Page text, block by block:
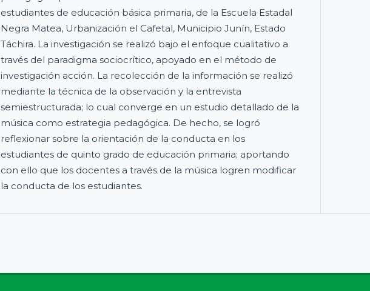
estudiantes de educación básica primaria, de la Escuela Estadal
Negra Matea, Urbanización el Cafetal, Municipio Junín, Estado
Táchira. La investigación se realizó bajo el enfoque cualitativo a
través del paradigma sociocrítico, apoyado en el método de
investigación acción. La recolección de la información se realizó
mediante la técnica de la observación y la entrevista
semiestructurada; lo cual converge en un estudio detallado de la
música como estrategia pedagógica. De hecho, se logró
reflexionar sobre la orientación de la conducta en los
estudiantes de quinto grado de educación primaria; aportando
con ello que los docentes a través de la música logren modificar
la conducta de los estudiantes.